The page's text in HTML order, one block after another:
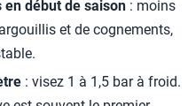
début de saison : moins
et de cognements,
: visez 1 à 1,5 bar à froid.